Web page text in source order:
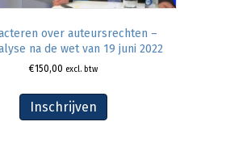
over auteursrechten –
na de wet van 19 juni 2022
€150,00 excl. btw
Inschrijven